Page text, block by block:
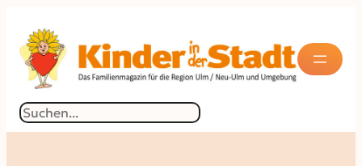
Inhalt
springen
Suchen